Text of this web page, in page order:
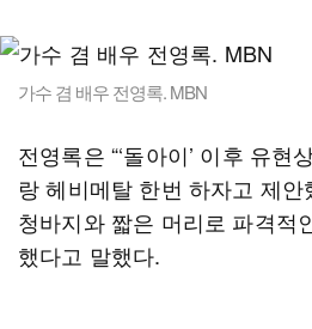
가수 겸 배우 전영록. MBN
전영록은 “‘돌아이’ 이후 유현
랑 헤비메탈 한번 하자고 제안
청바지와 짧은 머리로 파격적
했다고 말했다.